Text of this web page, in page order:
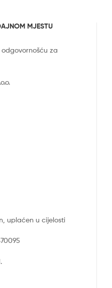
MJESTU
za
uplaćen u cijelosti